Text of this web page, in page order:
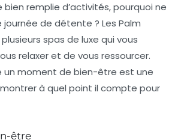
bien remplie d’activités, pourquoi ne
journée de détente ? Les Palm
spas de luxe qui vous
relaxer et de vous ressourcer.
un moment de bien-être est une
à quel point il compte pour
être